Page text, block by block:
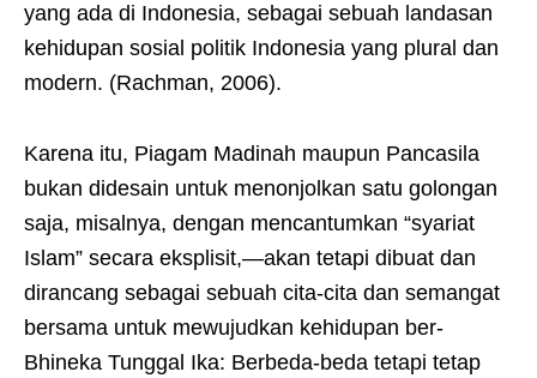
yang ada di Indonesia, sebagai sebuah landasan
kehidupan sosial politik Indonesia yang plural dan
modern. (Rachman, 2006).
Karena itu, Piagam Madinah maupun Pancasila
bukan didesain untuk menonjolkan satu golongan
saja, misalnya, dengan mencantumkan “syariat
Islam” secara eksplisit,—akan tetapi dibuat dan
dirancang sebagai sebuah cita-cita dan semangat
bersama untuk mewujudkan kehidupan ber-
Bhineka Tunggal Ika: Berbeda-beda tetapi tetap